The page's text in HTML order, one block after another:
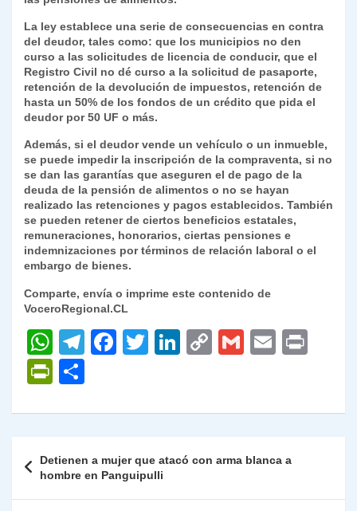
La ley establece una serie de consecuencias en contra
del deudor, tales como: que los municipios no den
curso a las solicitudes de licencia de conducir, que el
Registro Civil no dé curso a la solicitud de pasaporte,
retención de la devolución de impuestos, retención de
hasta un 50% de los fondos de un crédito que pida el
deudor por 50 UF o más.
Además, si el deudor vende un vehículo o un inmueble,
se puede impedir la inscripción de la compraventa, si no
se dan las garantías que aseguren el de pago de la
deuda de la pensión de alimentos o no se hayan
realizado las retenciones y pagos establecidos. También
se pueden retener de ciertos beneficios estatales,
remuneraciones, honorarios, ciertas pensiones e
indemnizaciones por términos de relación laboral o el
embargo de bienes.
Comparte, envía o imprime este contenido de
VoceroRegional.CL
W
h
at
s
p
p
T
gr
m
F
e
o
o
T
er
Li
e
n
C
y
n
k
G
l
E
l
P
nt
Fr
ie
n
m
ar
tir
de
entradas
Detienen a mujer que atacó con arma blanca a
hombre en Panguipulli